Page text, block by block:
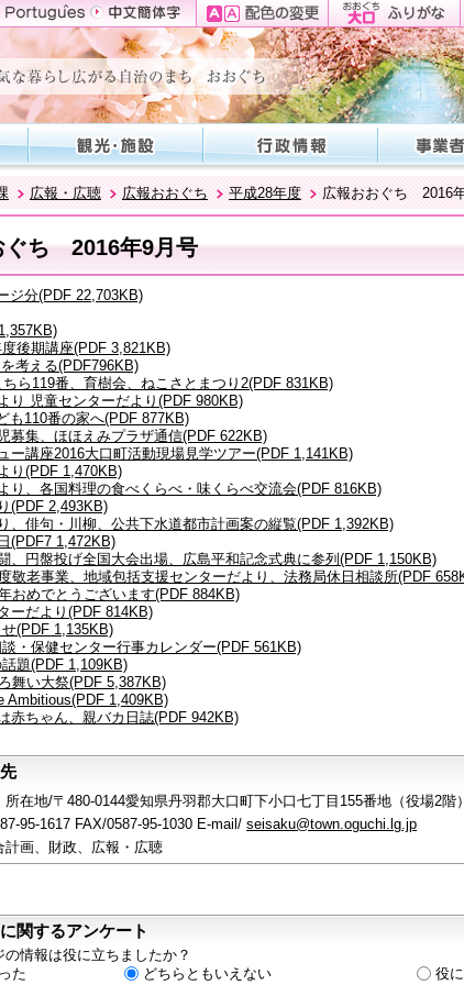
広報・広聴 広報おおぐち 平成28年度 広報おおぐち 2016
ぐち 2016年9月号
ジ分(PDF 22,703KB)
後期講座(PDF 3,821KB)
考える(PDF796KB)
ら119番、育樹会、ねこさとまつり2(PDF 831KB)
り 児童センターだより(PDF 980KB)
も110番の家へ(PDF 877KB)
募集、ほほえみプラザ通信(PDF 622KB)
ー講座2016大口町活動現場見学ツアー(PDF 1,141KB)
り(PDF 1,470KB)
り、各国料理の食べくらべ・味くらべ交流会(PDF 816KB)
(PDF 2,493KB)
、俳句・川柳、公共下水道都市計画案の縦覧(PDF 1,392KB)
(PDF7 1,472KB)
、円盤投げ全国大会出場、広島平和記念式典に参列(PDF 1,150KB)
敬老事業、地域包括支援センターだより、法務局休日相談所(PDF
おめでとうございます(PDF 884KB)
ーだより(PDF 814KB)
(PDF 1,135KB)
・保健センター行事カレンダー(PDF 561KB)
題(PDF 1,109KB)
舞い大祭(PDF 5,387KB)
1,409KB)
赤ちゃん、親バカ日誌(PDF 942KB)
所在地/〒480-0144愛知県丹羽郡大口町下小口七丁目155番地（役場2階）
95-1617 FAX/0587-95-1030 E-mail/ seisaku@town.oguchi.lg.jp
計画、財政、広報・広聴
関するアンケート
の情報は役に立ちましたか？
た
どちらともいえない 役